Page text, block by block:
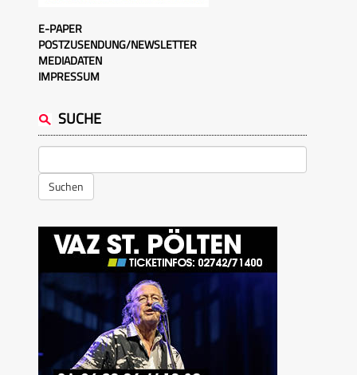
E-PAPER
POSTZUSENDUNG/NEWSLETTER
MEDIADATEN
IMPRESSUM
SUCHE
Suchen